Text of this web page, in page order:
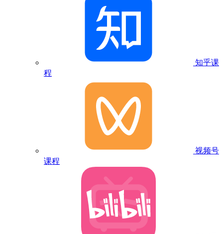
知乎课
程
视频号
课程